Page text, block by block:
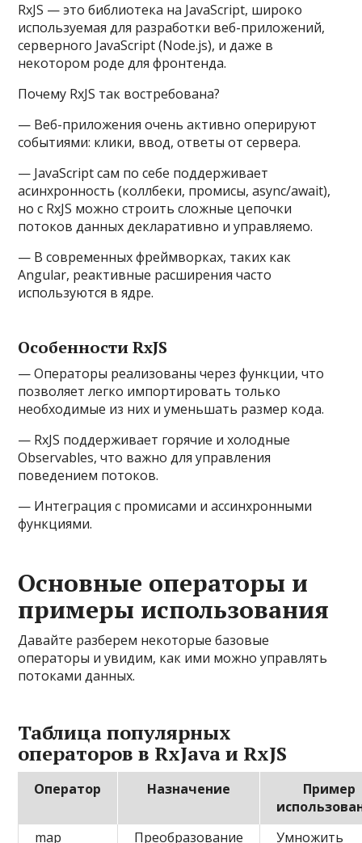
RxJS — это библиотека на JavaScript, широко
используемая для разработки веб-приложений,
серверного JavaScript (Node.js), и даже в
некотором роде для фронтенда.
Почему RxJS так востребована?
— Веб-приложения очень активно оперируют
событиями: клики, ввод, ответы от сервера.
— JavaScript сам по себе поддерживает
асинхронность (коллбеки, промисы, async/await),
но с RxJS можно строить сложные цепочки
потоков данных декларативно и управляемо.
— В современных фреймворках, таких как
Angular, реактивные расширения часто
используются в ядре.
Особенности RxJS
— Операторы реализованы через функции, что
позволяет легко импортировать только
необходимые из них и уменьшать размер кода.
— RxJS поддерживает горячие и холодные
Observables, что важно для управления
поведением потоков.
— Интеграция с промисами и ассинхронными
функциями.
Основные операторы и
примеры использования
Давайте разберем некоторые базовые
операторы и увидим, как ими можно управлять
потоками данных.
Таблица популярных
операторов в RxJava и RxJS
Оператор Назначение
Пример
map
Преобразование Умножить